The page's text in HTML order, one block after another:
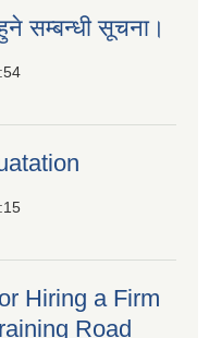
सम्बन्धी सूचना।
Hiring a Firm
Road